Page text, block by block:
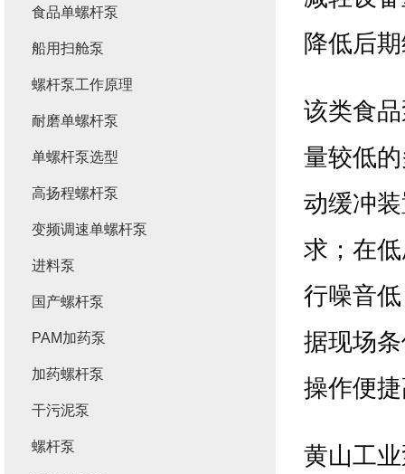
降低后
该类食
量较低
动缓冲
求；在
行噪音
据现场
操作便
黄山工
食品单螺杆泵
船用扫舱泵
螺杆泵工作原理
耐磨单螺杆泵
单螺杆泵选型
高扬程螺杆泵
变频调速单螺杆泵
进料泵
国产螺杆泵
PAM加药泵
加药螺杆泵
干污泥泵
螺杆泵